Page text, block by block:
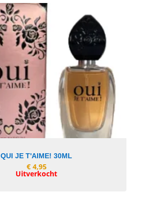
In Winkelwagen
QUI JE T'AIME! 30ML
€4,95
Uitverkocht